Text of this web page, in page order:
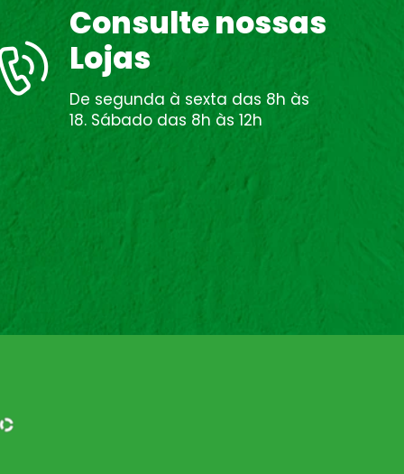
Consulte nossas
Lojas
De segunda à sexta das 8h às
18. Sábado das 8h às 12h